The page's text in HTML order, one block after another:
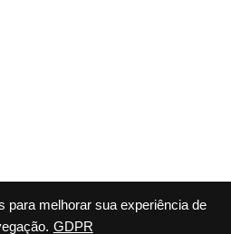
para melhorar sua experiência de
GDPR